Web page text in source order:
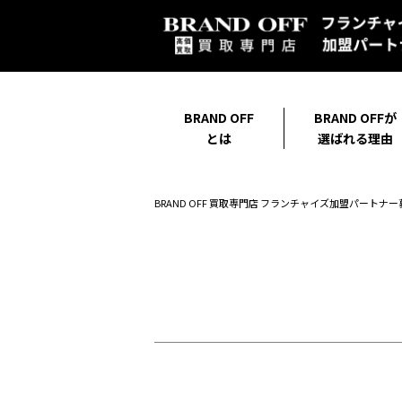
BRAND OFF
とは
BRAND OFFが
選ばれる理由
BRAND OFF 買取専門店 フランチャイズ加盟パートナ